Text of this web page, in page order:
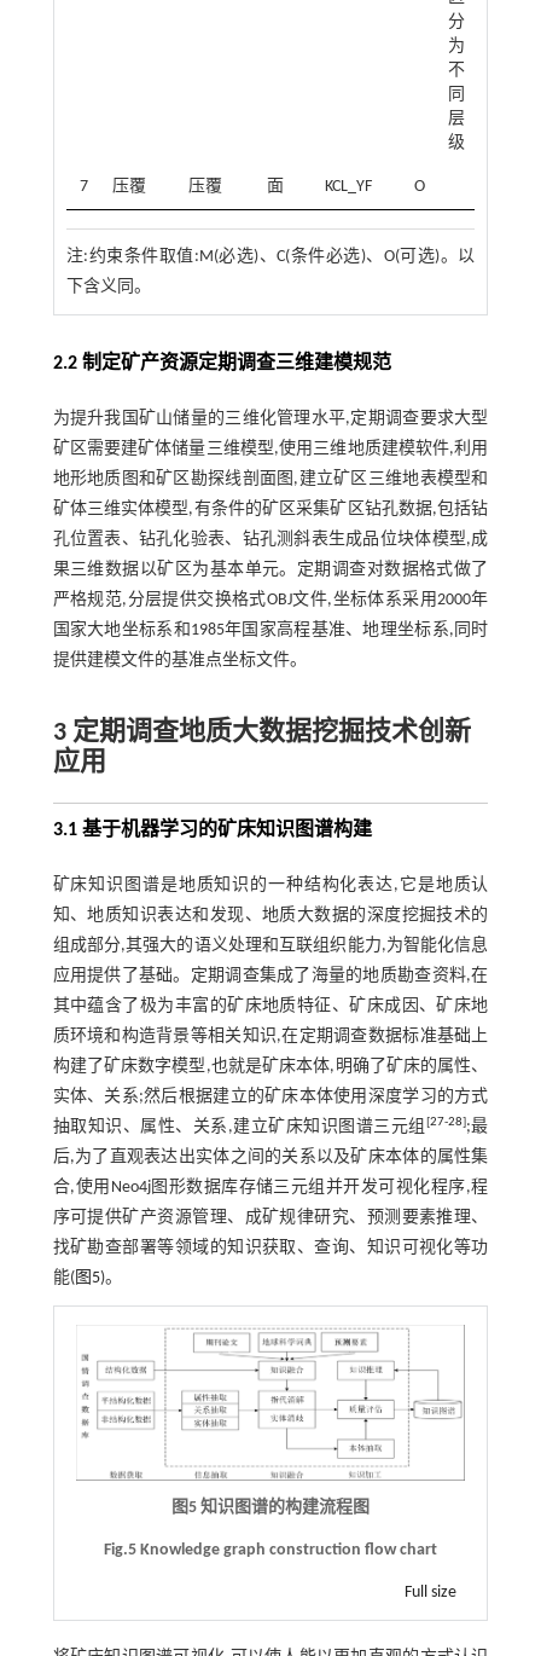
分
为
不
同
层
级
7 压覆 压覆 面 KCL_YF O
注:约束条件取值:M(必选)、C(条件必选)、O(可选)。以
下含义同。
2.2 制定矿产资源定期调查三维建模规范
为提升我国矿山储量的三维化管理水平,定期调查要求大型
矿区需要建矿体储量三维模型,使用三维地质建模软件,利用
地形地质图和矿区勘探线剖面图,建立矿区三维地表模型和
矿体三维实体模型,有条件的矿区采集矿区钻孔数据,包括钻
孔位置表、钻孔化验表、钻孔测斜表生成品位块体模型,成
果三维数据以矿区为基本单元。定期调查对数据格式做了
严格规范,分层提供交换格式OBJ文件,坐标体系采用2000年
国家大地坐标系和1985年国家高程基准、地理坐标系,同时
提供建模文件的基准点坐标文件。
3 定期调查地质大数据挖掘技术创新
应用
3.1 基于机器学习的矿床知识图谱构建
矿床知识图谱是地质知识的一种结构化表达,它是地质认
知、地质知识表达和发现、地质大数据的深度挖掘技术的
组成部分,其强大的语义处理和互联组织能力,为智能化信息
应用提供了基础。定期调查集成了海量的地质勘查资料,在
其中蕴含了极为丰富的矿床地质特征、矿床成因、矿床地
质环境和构造背景等相关知识,在定期调查数据标准基础上
构建了矿床数字模型,也就是矿床本体,明确了矿床的属性、
实体、关系;然后根据建立的矿床本体使用深度学习的方式
抽取知识、属性、关系,建立矿床知识图谱三元组 [27-28];最
后,为了直观表达出实体之间的关系以及矿床本体的属性集
合,使用Neo4j图形数据库存储三元组并开发可视化程序,程
序可提供矿产资源管理、成矿规律研究、预测要素推理、
找矿勘查部署等领域的知识获取、查询、知识可视化等功
能(图5)。
图5 知识图谱的构建流程图
Fig.5 Knowledge graph construction flow chart
Full size